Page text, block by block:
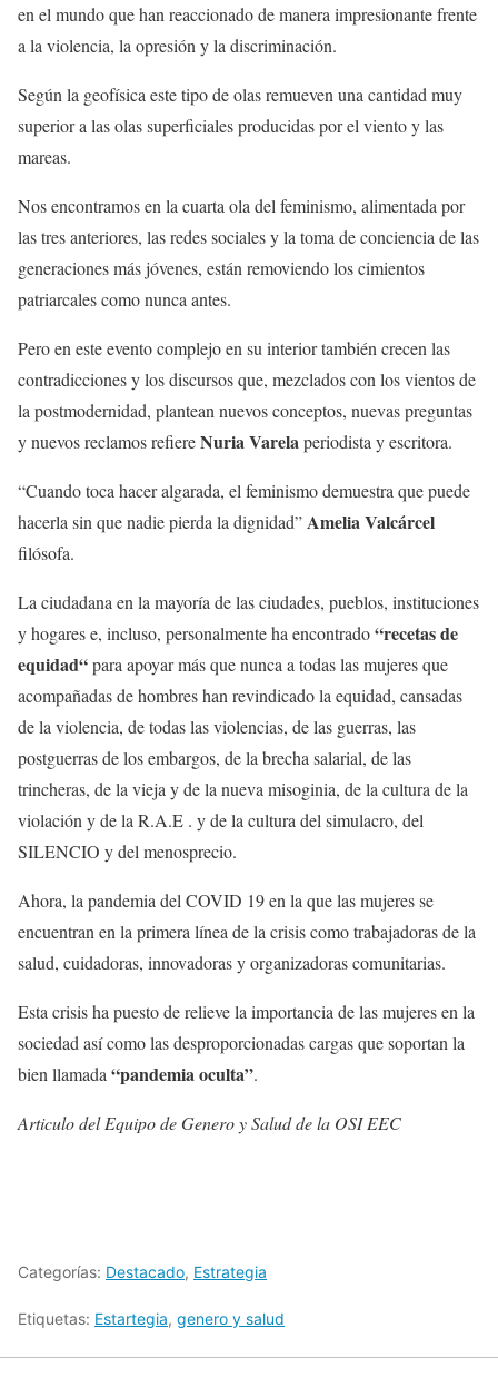
en el mundo que han reaccionado de manera impresionante frente
a la violencia, la opresión y la discriminación.
Según la geofísica este tipo de olas remueven una cantidad muy
superior a las olas superficiales producidas por el viento y las
mareas.
Nos encontramos en la cuarta ola del feminismo, alimentada por
las tres anteriores, las redes sociales y la toma de conciencia de las
generaciones más jóvenes, están removiendo los cimientos
patriarcales como nunca antes.
Pero en este evento complejo en su interior también crecen las
contradicciones y los discursos que, mezclados con los vientos de
la postmodernidad, plantean nuevos conceptos, nuevas preguntas
y nuevos reclamos refiereNuria Varelaperiodista y escritora.
“Cuando toca hacer algarada, el feminismo demuestra que puede
hacerla sin que nadie pierda la dignidad”Amelia Valcárcel
filósofa.
La ciudadana en la mayoría de las ciudades, pueblos, instituciones
y hogares e, incluso, personalmente ha encontrado“recetas de
equidad“para apoyar más que nunca a todas las mujeres que
acompañadas de hombres han revindicado la equidad, cansadas
de la violencia, de todas las violencias, de las guerras, las
postguerras de los embargos, de la brecha salarial, de las
trincheras, de la vieja y de la nueva misoginia, de la cultura de la
violación y de la R.A.E . y de la cultura del simulacro, del
SILENCIO y del menosprecio.
Ahora, la pandemia del COVID 19 en la que las mujeres se
encuentran en la primera línea de la crisis como trabajadoras de la
salud, cuidadoras, innovadoras y organizadoras comunitarias.
Esta crisis ha puesto de relieve la importancia de las mujeres en la
sociedad así como las desproporcionadas cargas que soportan la
bien llamada “pandemia oculta”.
Articulo del Equipo de Genero y Salud de la OSI EEC
Categorías: Destacado, Estrategia
Etiquetas: Estartegia, genero y salud